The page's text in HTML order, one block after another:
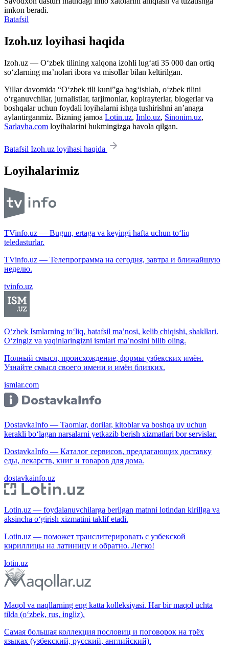
imkon beradi.
Batafsil
Izoh.uz loyihasi haqida
Izoh.uz — O‘zbek tilining xalqona izohli lug‘ati 35 000 dan ortiq
so‘zlarning ma’nolari ibora va misollar bilan keltirilgan.
Yillar davomida “O‘zbek tili kuni”ga bag‘ishlab, o‘zbek tilini
o‘rganuvchilar, jurnalistlar, tarjimonlar, kopirayterlar, blogerlar va
boshqalar uchun foydali loyihalarni ishga tushirishni an’anaga
aylantirganmiz. Bizning jamoa Lotin.uz, Imlo.uz, Sinonim.uz,
Sarlavha.com loyihalarini hukmingizga havola qilgan.
Batafsil Izoh.uz loyihasi haqida
Loyihalarimiz
TVinfo.uz — Bugun, ertaga va keyingi hafta uchun to‘liq
teledasturlar.
TVinfo.uz — Телепрограмма на сегодня, завтра и ближайшую
неделю.
tvinfo.uz
O‘zbek Ismlarning to‘liq, batafsil ma’nosi, kelib chiqishi, shakllari.
O‘zingiz va yaqinlaringizni ismlari ma’nosini bilib oling.
Полный смысл, происхождение, формы узбекских имён.
Узнайте смысл своего имени и имён близких.
ismlar.com
DostavkaInfo — Taomlar, dorilar, kitoblar va boshqa uy uchun
kerakli bo‘lagan narsalarni yetkazib berish xizmatlari bor servislar.
DostavkaInfo — Каталог сервисов, предлагающих доставку
еды, лекарств, книг и товаров для дома.
dostavkainfo.uz
Lotin.uz — foydalanuvchilarga berilgan matnni lotindan kirillga va
aksincha o‘girish xizmatini taklif etadi.
Lotin.uz — поможет транслитерировать с узбекской
кириллицы на латиницу и обратно. Легко!
lotin.uz
Maqol va naqllarning eng katta kolleksiyasi. Har bir maqol uchta
tilda (o‘zbek, rus, ingliz).
Самая большая коллекция пословиц и поговорок на трёх
языках (узбекский, русский, английский).